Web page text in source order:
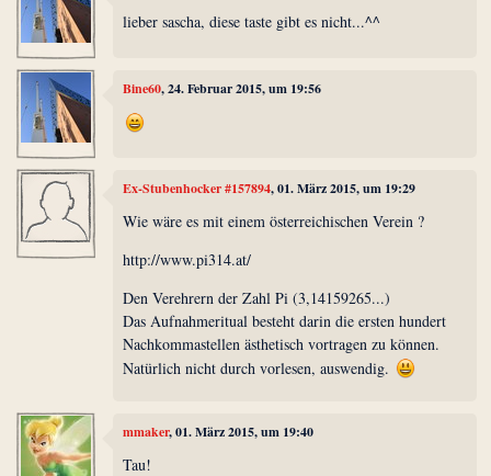
lieber sascha, diese taste gibt es nicht...^^
Bine60, 24. Februar 2015, um 19:56
Ex-Stubenhocker #157894, 01. März 2015, um 19:29
Wie wäre es mit einem österreichischen Verein ?
http://www.pi314.at/
Den Verehrern der Zahl Pi (3,14159265...)
Das Aufnahmeritual besteht darin die ersten hundert
Nachkommastellen ästhetisch vortragen zu können.
Natürlich nicht durch vorlesen, auswendig.
mmaker, 01. März 2015, um 19:40
Tau!